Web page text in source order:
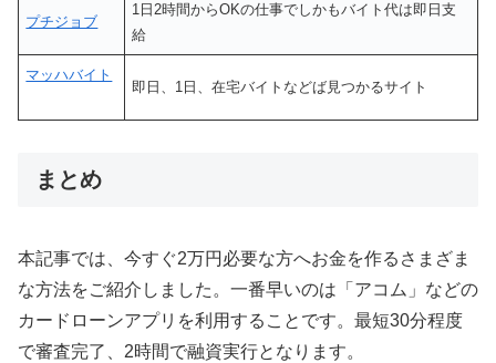
プチジョブ
1日2時間からOKの仕事でしかもバイト代は即日支
給
マッハバイト
即日、1日、在宅バイトなどば見つかるサイト
まとめ
本記事では、今すぐ2万円必要な方へお金を作るさまざま
な方法をご紹介しました。一番早いのは「アコム」などの
カードローンアプリを利用することです。最短30分程度
で審査完了、2時間で融資実行となります。